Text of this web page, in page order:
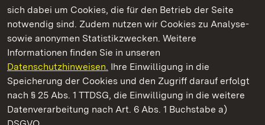
sich dabei um Cookies, die für den Betrieb der Seite
notwendig sind. Zudem nutzen wir Cookies zu Analyse-
sowie anonymen Statistikzwecken. Weitere
Informationen finden Sie in unseren
Datenschutzhinweisen. Ihre Einwilligung in die
Speicherung der Cookies und den Zugriff darauf erfolgt
nach § 25 Abs. 1 TTDSG, die Einwilligung in die weitere
Datenverarbeitung nach Art. 6 Abs. 1 Buchstabe a)
Schloss Solitude
Staatliche Schlösser und Gärten Baden-Württemberg